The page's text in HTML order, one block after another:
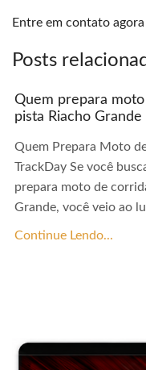
Entre em contato
Posts
Quem prepara
pista Riacho Grande
Quem Prepara Moto
TrackDay Se você
prepara moto de
Grande, você veio ao
Continue Lendo...